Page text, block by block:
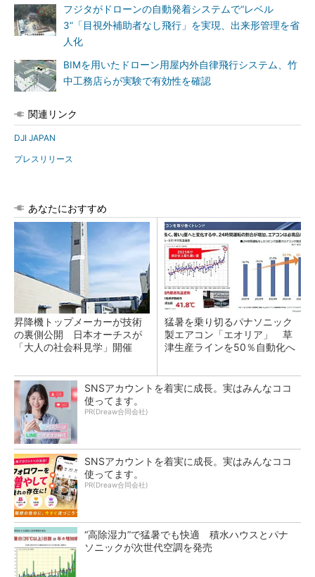
フジタがドローンの自動発着システムで“レベル
3”「目視外補助者なし飛行」を実現、出来形管理を省
人化
BIMを用いたドローン用屋内外自律飛行システム、竹
中工務店らが実験で有効性を確認
関連リンク
DJI JAPAN
プレスリリース
あなたにおすすめ
昇降機トップメーカーが技術
の裏側公開 日本オーチスが
「大人の社会科見学」開催
猛暑を乗り切るパナソニック
製エアコン「エオリア」 草
津生産ラインを50％自動化へ
SNSアカウントを着実に成長。実はみんなココ
使ってます。
PR(Dreaw合同会社)
SNSアカウントを着実に成長。実はみんなココ
使ってます。
PR(Dreaw合同会社)
“高除湿力”で猛暑でも快適 積水ハウスとパナ
ソニックが次世代空調を発売